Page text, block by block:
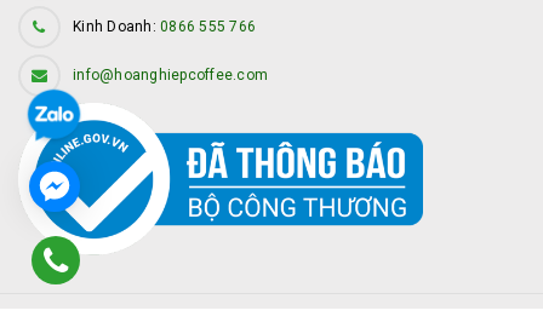
Kinh Doanh: 0866 555 766
info@hoanghiepcoffee.com